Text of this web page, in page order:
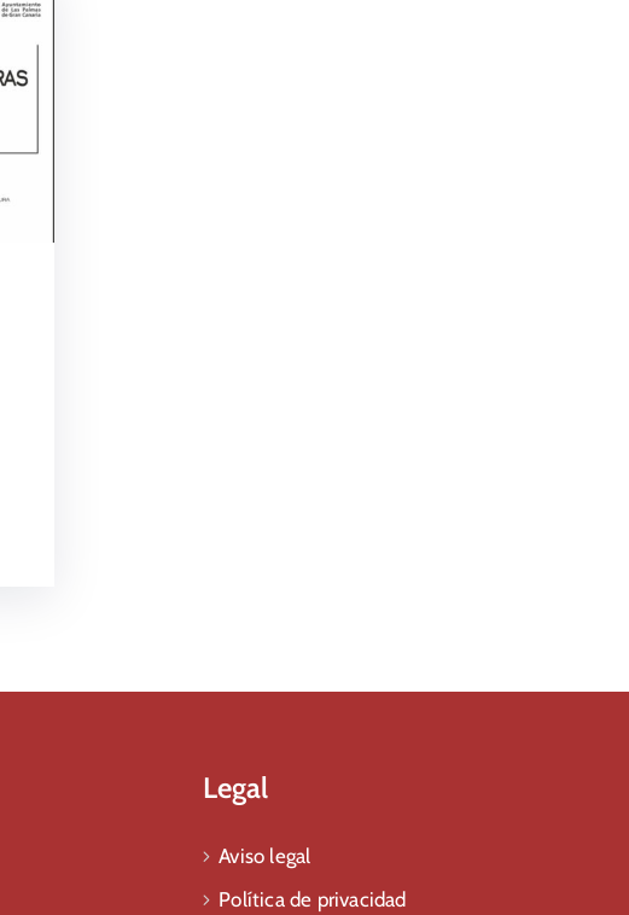
Legal
Aviso legal
Política de privacidad